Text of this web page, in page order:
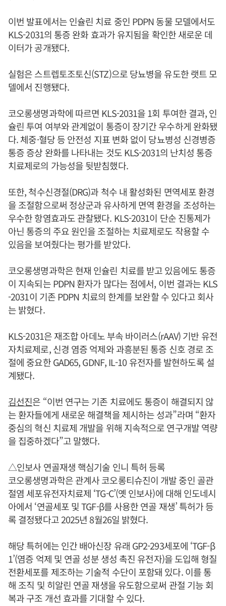
이번 발표에서는 인슐린 치료 중인 PDPN 동물 모델에서도
KLS-2031의 통증 완화 효과가 유지됨을 확인한 새로운 데
이터가 공개됐다.
실험은 스트렙토조토신(STZ)으로 당뇨병을 유도한 랫트 모
델에서 진행됐다.
코오롱생명과학에 따르면 KLS-2031을 1회 투여한 결과, 인
슐린 투여 여부와 관계없이 통증이 장기간 우수하게 완화됐
다. 체중·혈당 등 안전성 지표 변화 없이 당뇨병성 신경병증
통증 증상 완화를 나타내는 것도 KLS-2031의 난치성 통증
치료제로의 가능성을 뒷받침했다.
또한, 척수신경절(DRG)과 척수 내 활성화된 면역세포 환경
을 조절함으로써 정상군과 유사하게 면역 환경을 조성하는
우수한 항염효과도 관찰됐다. KLS-2031이 단순 진통제가
아닌 통증의 주요 원인을 조절하는 치료제로도 작용할 수
있음을 보여줬다는 평가를 받았다.
코오롱생명과학은 현재 인슐린 치료를 받고 있음에도 통증
이 지속되는 PDPN 환자가 많다는 점에서, 이번 결과는 KLS
-2031이 기존 PDPN 치료의 한계를 보완할 수 있다고 회사
는 밝혔다.
KLS-2031은 재조합 아데노 부속 바이러스(rAAV) 기반 유전
자치료제로, 신경 염증 억제와 과흥분된 통증 신호 경로 조
절에 중요한 GAD65, GDNF, IL-10 유전자를 발현하도록 설
계됐다.
김선진은 “이번 연구는 기존 치료에도 통증이 해결되지 않
는 환자들에게 새로운 해결책을 제시하는 성과”라며 “환자
중심의 혁신 치료제 개발을 위해 지속적으로 연구개발 역량
을 집중하겠다”고 말했다.
△인보사 연골재생 핵심기술 인니 특허 등록
코오롱생명과학은 관계사 코오롱티슈진이 개발 중인 골관
절염 세포유전자치료제 ‘TG-C’(옛 인보사)에 대해 인도네시
아에서 ‘연골세포 및 TGF-β를 사용한 연골 재생’ 특허가 등
록 결정됐다고 2025년 8월26일 밝혔다.
해당 특허에는 인간 배아신장 유래 GP2-293세포에 ‘TGF-β
1’(염증 억제 및 연골 성분 생성 촉진 유전자)을 도입해 형질
전환세포를 제조하는 기술적 수단이 포함돼 있다. 이를 통
해 조직 및 히알린 연골 재생을 유도함으로써 관절 기능 회
복과 구조 개선 효과를 기대할 수 있다.